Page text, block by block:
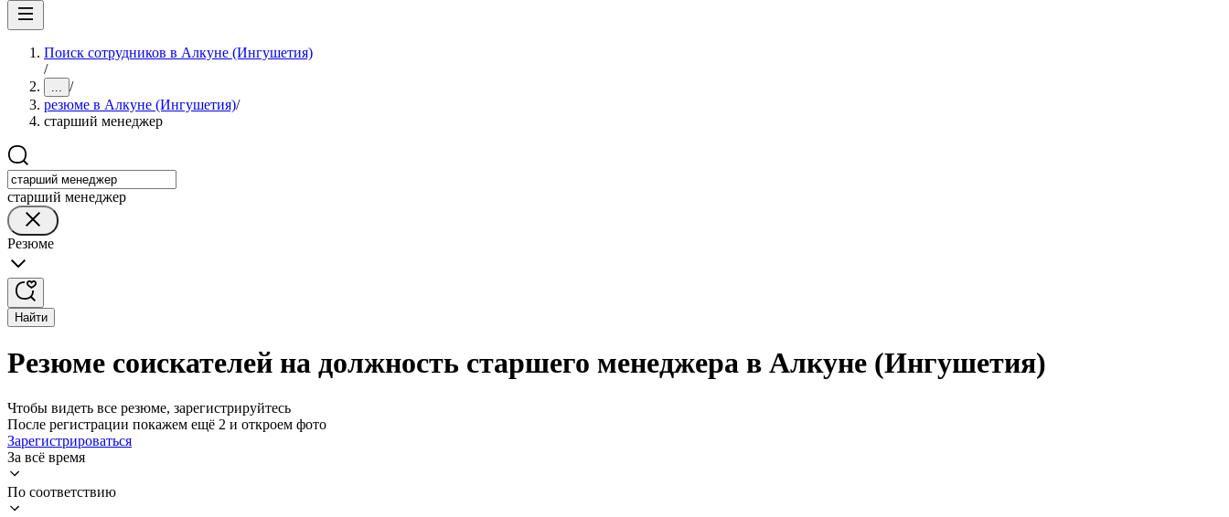
Поиск сотрудников в Алкуне (Ингушетия)
/
... /
резюме в Алкуне (Ингушетия)/
старший менеджер
старший менеджер
Резюме
Найти
Резюме соискателей на должность старшего менеджера в Алкуне (Ингушетия)
Чтобы видеть все резюме, зарегистрируйтесь
После регистрации покажем ещё 2 и откроем фото
Зарегистрироваться
За всё время
По соответствию